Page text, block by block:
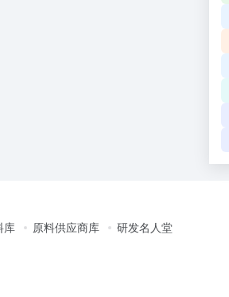
库 原料供应商库 研发名人堂